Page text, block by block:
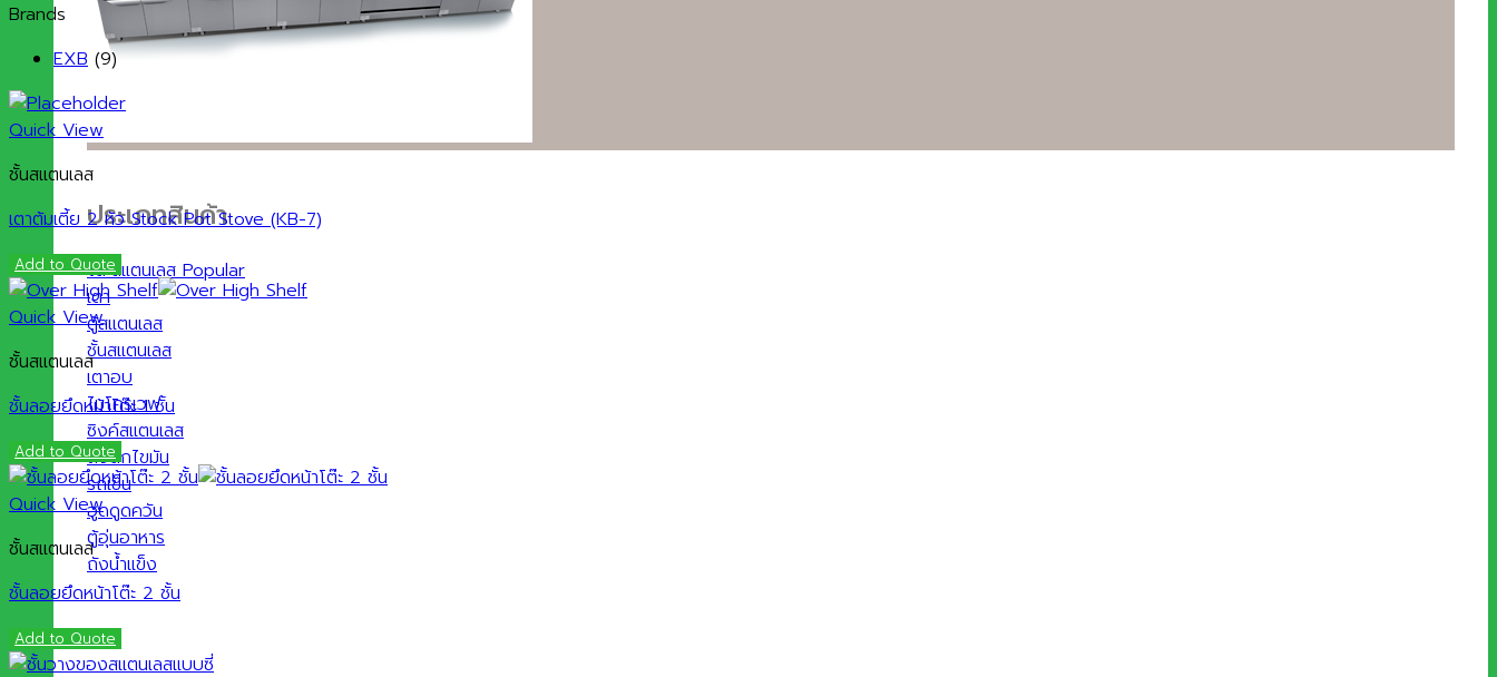
ประเภทสินค้า
โต๊ะสแตนเลส
เตา
ตู้สแตนเลส
ชั้นสแตนเลส
เตาอบ
ไมโครเวฟ
ซิงค์สแตนเลส
ถังดักไขมัน
รถเข็น
ฮูดดูดควัน
ตู้อุ่นอาหาร
ถังน้ำแข็ง
Brands
EXB (9)
Quick View
ชั้นสแตนเลส
เตาต้มเตี้ย 2 หัว Stock Pot Stove (KB-7)
Add to Quote
Quick View
ชั้นสแตนเลส
ชั้นลอยยึดหน้าโต๊ะ 1 ชั้น
Add to Quote
Quick View
ชั้นสแตนเลส
ชั้นลอยยึดหน้าโต๊ะ 2 ชั้น
Add to Quote